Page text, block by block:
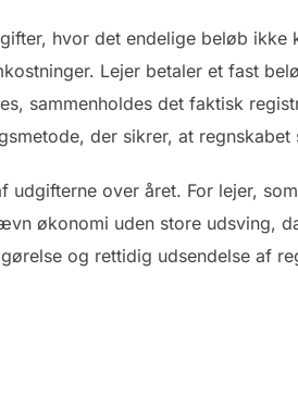
hvor det endelige beløb
Lejer betaler et fast
sammenholdes det faktisk
der sikrer, at
over året. For lejer,
økonomi uden store udsving,
og rettidig udsendelse af